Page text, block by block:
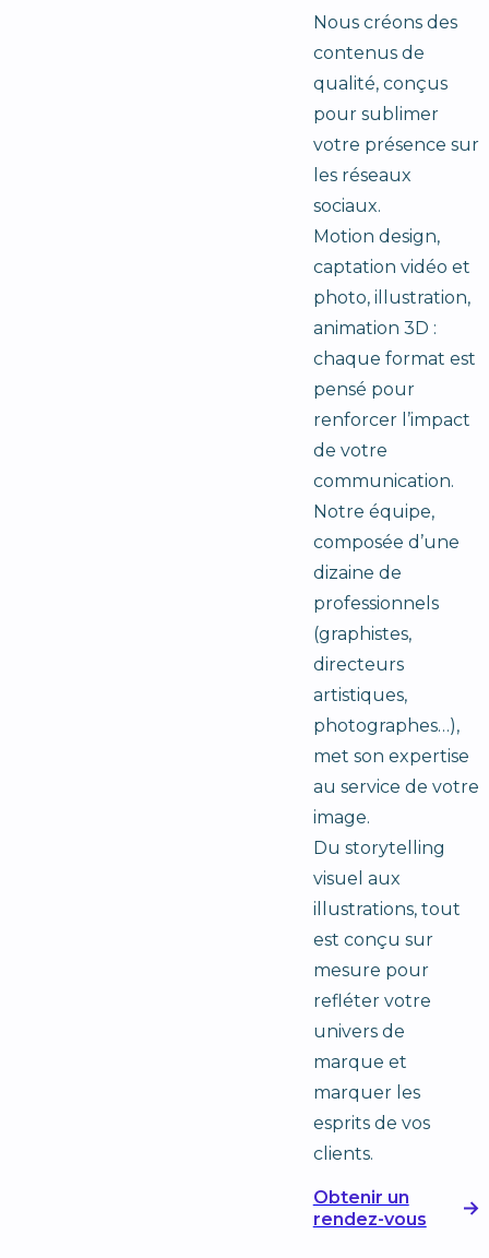
Nous créons des
contenus de
qualité, conçus
pour sublimer
votre présence sur
les réseaux
sociaux.
Motion design,
captation vidéo et
photo, illustration,
animation 3D :
chaque format est
pensé pour
renforcer l’impact
de votre
communication.
Notre équipe,
composée d’une
dizaine de
professionnels
(graphistes,
directeurs
artistiques,
photographes…),
met son expertise
au service de votre
image.
Du storytelling
visuel aux
illustrations, tout
est conçu sur
mesure pour
refléter votre
univers de
marque et
marquer les
esprits de vos
clients.
Obtenir un
rendez-vous